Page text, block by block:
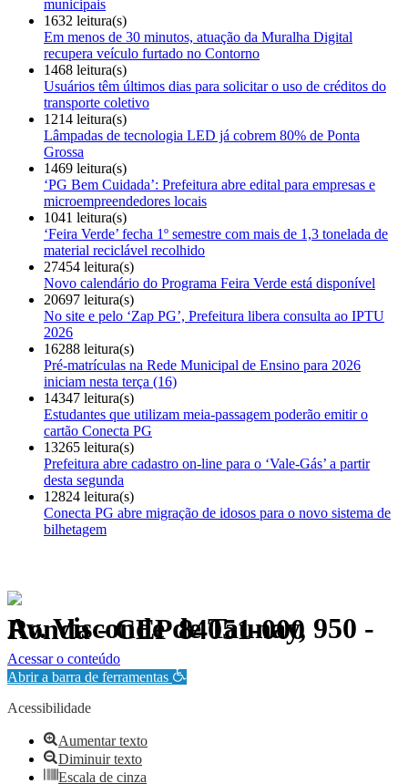
municipais
1632 leitura(s)
Em menos de 30 minutos, atuação da Muralha Digital
recupera veículo furtado no Contorno
1468 leitura(s)
Usuários têm últimos dias para solicitar o uso de créditos do
transporte coletivo
1214 leitura(s)
Lâmpadas de tecnologia LED já cobrem 80% de Ponta
Grossa
1469 leitura(s)
‘PG Bem Cuidada’: Prefeitura abre edital para empresas e
microempreendedores locais
1041 leitura(s)
‘Feira Verde’ fecha 1º semestre com mais de 1,3 tonelada de
material reciclável recolhido
27454 leitura(s)
Novo calendário do Programa Feira Verde está disponível
20697 leitura(s)
No site e pelo ‘Zap PG’, Prefeitura libera consulta ao IPTU
2026
16288 leitura(s)
Pré-matrículas na Rede Municipal de Ensino para 2026
iniciam nesta terça (16)
14347 leitura(s)
Estudantes que utilizam meia-passagem poderão emitir o
cartão Conecta PG
13265 leitura(s)
Prefeitura abre cadastro on-line para o ‘Vale-Gás’ a partir
desta segunda
12824 leitura(s)
Conecta PG abre migração de idosos para o novo sistema de
bilhetagem
Av. Visconde de Taunay, 950 - Ronda - CEP 84051-000
Política de Privacidade.
Acessar o conteúdo
Abrir a barra de ferramentas
Acessibilidade
Aumentar texto
Diminuir texto
Escala de cinza